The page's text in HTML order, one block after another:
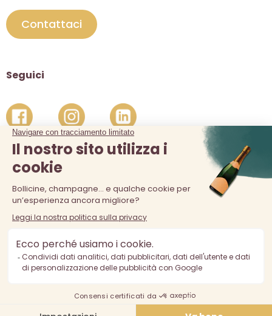
Contattaci
Seguici
La vendita di alcolici è vietata ai minori di 18 anni. L'abuso di